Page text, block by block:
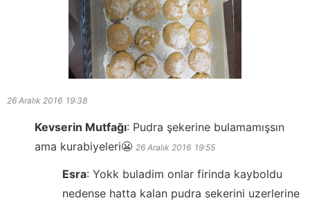
26 Aralık 2016 19:38
Kevserin Mutfağı: Pudra şekerine bulamamışsın
ama kurabiyeleri😬 26 Aralık 2016 19:55
Esra: Yokk buladim onlar firinda kayboldu
nedense hatta kalan pudra sekerini uzerlerine